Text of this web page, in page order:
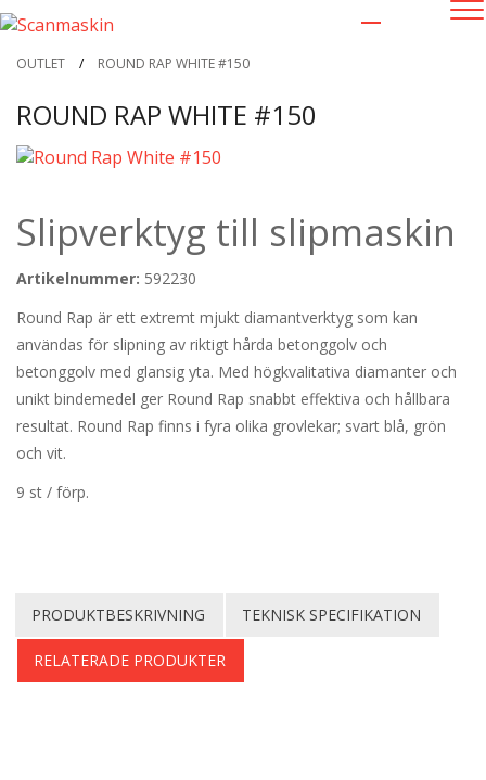
OUTLET / ROUND RAP WHITE #150
ROUND RAP WHITE #150
Slipverktyg till slipmaskin
Artikelnummer: 592230
Round Rap är ett extremt mjukt diamantverktyg som kan
användas för slipning av riktigt hårda betonggolv och
betonggolv med glansig yta. Med högkvalitativa diamanter och
unikt bindemedel ger Round Rap snabbt effektiva och hållbara
resultat. Round Rap finns i fyra olika grovlekar; svart blå, grön
och vit.
9 st / förp.
PRODUKTBESKRIVNING TEKNISK SPECIFIKATION
RELATERADE PRODUKTER